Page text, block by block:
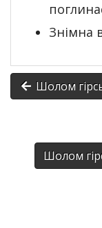
Знімна
Шолом
Шолом